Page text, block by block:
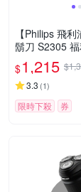
【Philips 飛
鬍刀 S2305
外盒凹損)
$1,215
3.3 (1)
限時下殺 券